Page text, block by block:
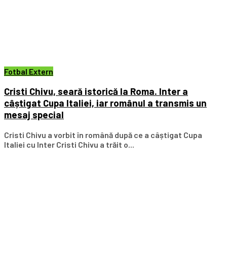
Fotbal Extern
Cristi Chivu, seară istorică la Roma. Inter a
câștigat Cupa Italiei, iar românul a transmis un
mesaj special
Cristi Chivu a vorbit în română după ce a câștigat Cupa
Italiei cu Inter Cristi Chivu a trăit o...